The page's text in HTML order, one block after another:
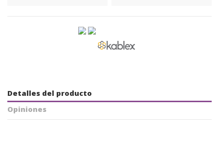
Detalles del producto
Opiniones